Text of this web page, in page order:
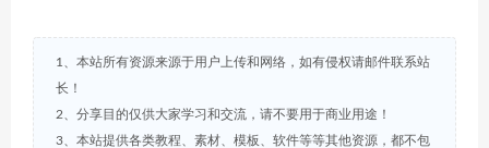
1、本站所有资源来源于用户上传和网络，如有侵权请邮件联系站
长！
2、分享目的仅供大家学习和交流，请不要用于商业用途！
3、本站提供各类教程、素材、模板、软件等等其他资源，都不包